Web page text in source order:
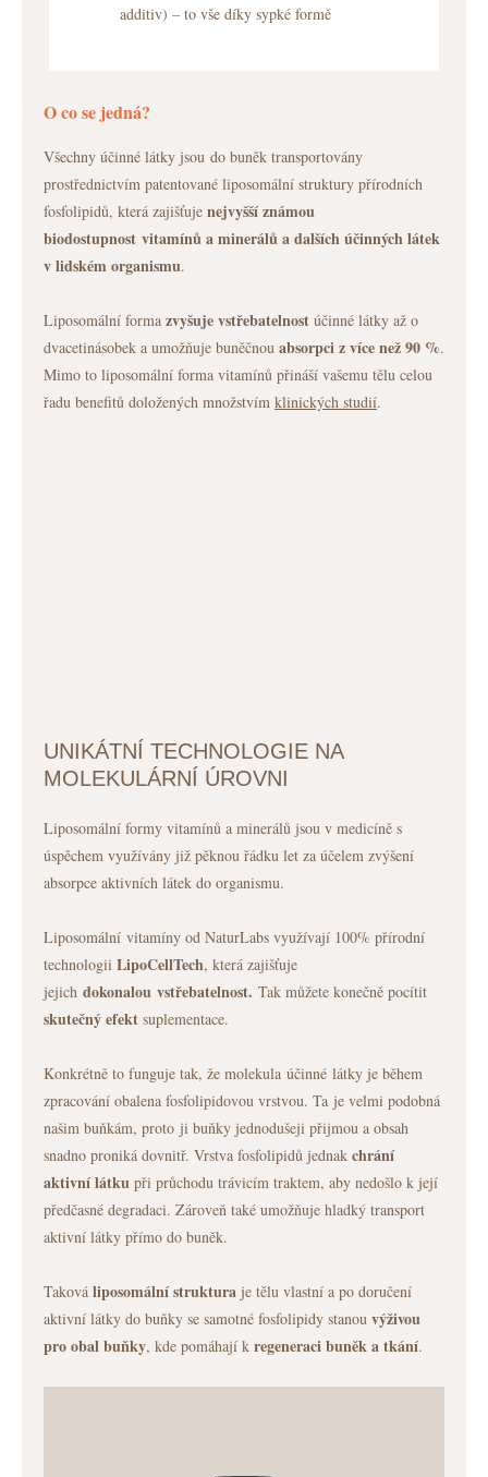
additiv) – to vše díky sypké formě
O co se jedná?
Všechny účinné látky jsou do buněk transportovány
prostřednictvím patentované liposomální struktury přírodních
fosfolipidů, která zajišťuje nejvyšší známou
biodostupnost vitamínů a minerálů a dalších účinných látek
v lidském organismu.
Liposomální forma zvyšuje vstřebatelnost účinné látky až o
dvacetinásobek a umožňuje buněčnou absorpci z více než 90 %.
Mimo to liposomální forma vitamínů přináší vašemu tělu celou
řadu benefitů doložených množstvím klinických studií.
UNIKÁTNÍ TECHNOLOGIE NA
MOLEKULÁRNÍ ÚROVNI
Liposomální formy vitamínů a minerálů jsou v medicíně s
úspěchem využívány již pěknou řádku let za účelem zvýšení
absorpce aktivních látek do organismu.
Liposomální vitamíny od NaturLabs využívají 100% přírodní
technologii LipoCellTech, která zajišťuje
jejich dokonalou vstřebatelnost. Tak můžete konečně pocítit
skutečný efekt suplementace.
Konkrétně to funguje tak, že molekula účinné látky je během
zpracování obalena fosfolipidovou vrstvou. Ta je velmi podobná
našim buňkám, proto ji buňky jednodušeji přijmou a obsah
snadno proniká dovnitř. Vrstva fosfolipidů jednak chrání
aktivní látku při průchodu trávicím traktem, aby nedošlo k její
předčasné degradaci. Zároveň také umožňuje hladký transport
aktivní látky přímo do buněk.
Taková liposomální struktura je tělu vlastní a po doručení
aktivní látky do buňky se samotné fosfolipidy stanou výživou
pro obal buňky, kde pomáhají k regeneraci buněk a tkání.